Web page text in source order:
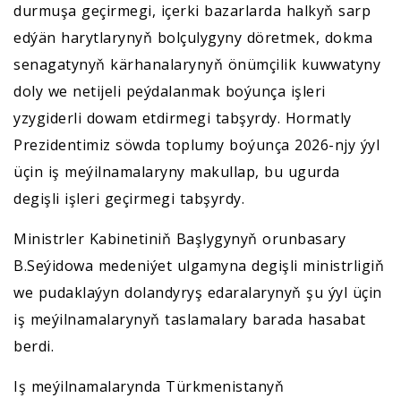
durmuşa geçirmegi, içerki bazarlarda halkyň sarp
edýän harytlarynyň bolçulygyny döretmek, dokma
senagatynyň kärhanalarynyň önümçilik kuwwatyny
doly we netijeli peýdalanmak boýunça işleri
yzygiderli dowam etdirmegi tabşyrdy. Hormatly
Prezidentimiz söwda toplumy boýunça 2026-njy ýyl
üçin iş meýilnamalaryny makullap, bu ugurda
degişli işleri geçirmegi tabşyrdy.
Ministrler Kabinetiniň Başlygynyň orunbasary
B.Seýidowa medeniýet ulgamyna degişli ministrligiň
we pudaklaýyn dolandyryş edaralarynyň şu ýyl üçin
iş meýilnamalarynyň taslamalary barada hasabat
berdi.
Iş meýilnamalarynda Türkmenistanyň